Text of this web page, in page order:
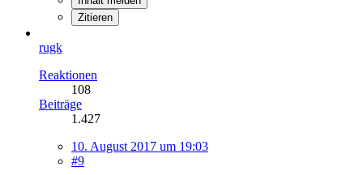
Zitieren
rugk
Reaktionen
108
Beiträge
1.427
10. August 2017 um 19:03
#9